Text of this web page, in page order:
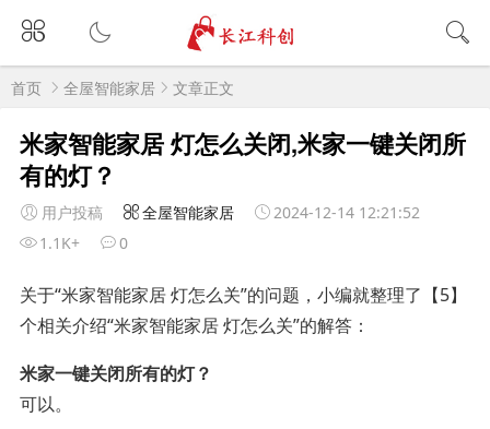
首页 全屋智能家居 文章正文
米家智能家居 灯怎么关闭,米家一键关闭所
有的灯？
用户投稿 全屋智能家居
2024-12-14 12:21:52
1.1K+
0
关于“米家智能家居 灯怎么关”的问题，小编就整理了【5】
个相关介绍“米家智能家居 灯怎么关”的解答：
米家一键关闭所有的灯？
可以。